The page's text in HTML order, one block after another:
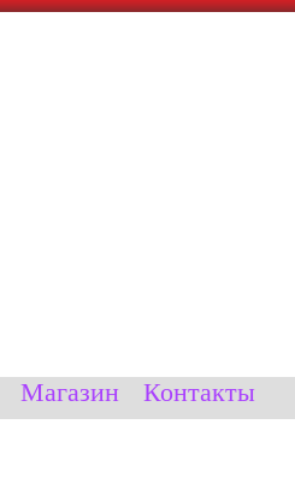
Магазин Контакты